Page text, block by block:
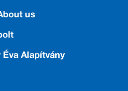
us
Alapítvány